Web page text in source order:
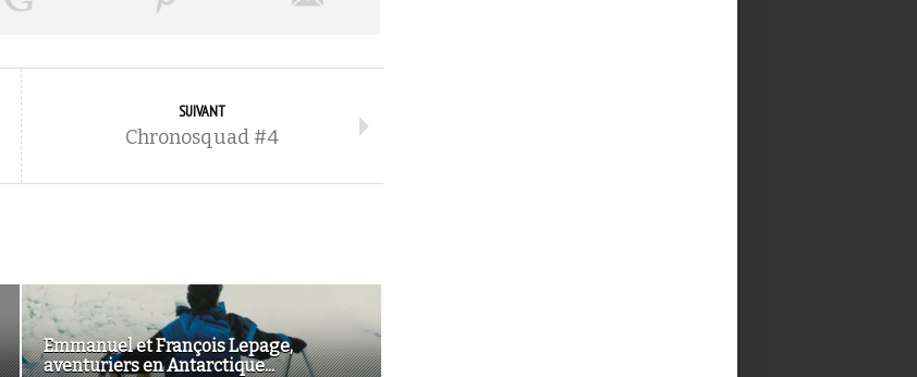
SUIVANT
Chronosquad #4
Emmanuel et François Lepage,
aventuriers en Antarctique...